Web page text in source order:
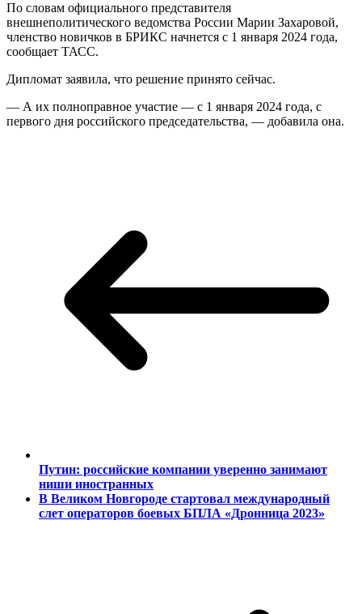
По словам официального представителя
внешнеполитического ведомства России Марии Захаровой,
членство новичков в БРИКС начнется с 1 января 2024 года,
сообщает ТАСС.
Дипломат заявила, что решение принято сейчас.
— А их полноправное участие — с 1 января 2024 года, с
первого дня российского председательства, — добавила она.
Путин: российские компании уверенно занимают
ниши иностранных
В Великом Новгороде стартовал международный
слет операторов боевых БПЛА «Дронница 2023»